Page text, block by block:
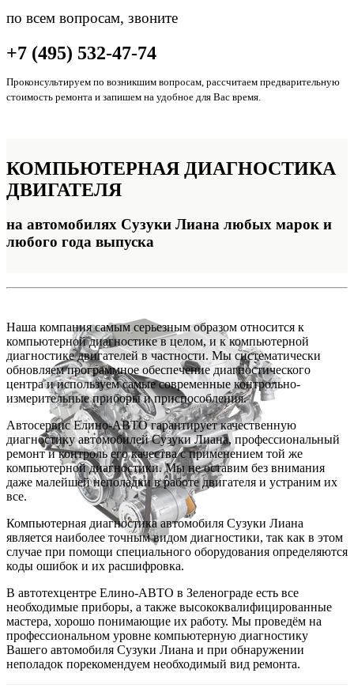
по всем вопросам, звоните
+7 (495) 532-47-74
Проконсультируем по возникшим вопросам, рассчитаем предварительную
стоимость ремонта и запишем на удобное для Вас время.
КОМПЬЮТЕРНАЯ ДИАГНОСТИКА
ДВИГАТЕЛЯ
на автомобилях Сузуки Лиана любых марок и
любого года выпуска
Наша компания самым серьезным образом относится к
компьютерной диагностике в целом, и к компьютерной
диагностике двигателей в частности. Мы систематически
обновляем программное обеспечение диагностического
центра и используем самые современные контрольно-
измерительные приборы и приспособления.
Автосервис Елино-АВТО гарантирует качественную
диагностику автомобилей Сузуки Лиана, профессиональный
ремонт и контроль его качества с применением той же
компьютерной диагностики. Мы не оставим без внимания
даже малейшей неполадки в работе двигателя и устраним их
все.
Компьютерная диагностика автомобиля Сузуки Лиана
является наиболее точным видом диагностики, так как в этом
случае при помощи специального оборудования определяются
коды ошибок и их расшифровка.
В автотехцентре Елино-АВТО в Зеленограде есть все
необходимые приборы, а также высококвалифицированные
мастера, хорошо понимающие их работу. Мы проведём на
профессиональном уровне компьютерную диагностику
Вашего автомобиля Сузуки Лиана и при обнаружении
неполадок порекомендуем необходимый вид ремонта.